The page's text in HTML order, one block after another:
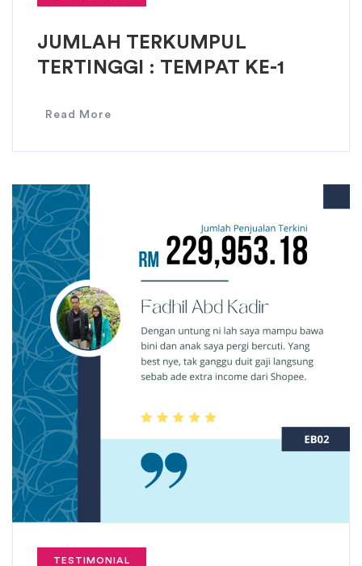
JUMLAH TERKUMPUL
TERTINGGI : TEMPAT KE-1
Read More
TESTIMONIAL